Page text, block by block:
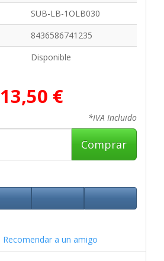
SUB-LB-1OLB030
8436586741235
Disponible
13,50 €
*IVA Incluido
Comprar
Recomendar a un amigo